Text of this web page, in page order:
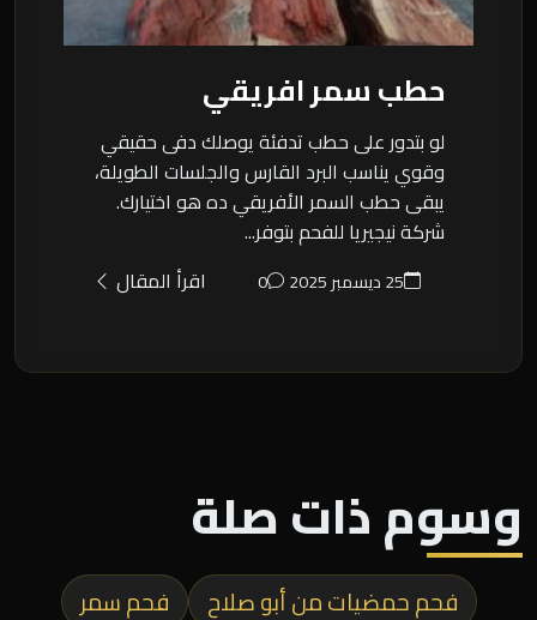
حطب سمر افريقي
لو بتدور على حطب تدفئة يوصلك دفى حقيقي
وقوي يناسب البرد القارس والجلسات الطويلة،
يبقى حطب السمر الأفريقي ده هو اختيارك.
شركة نيجيريا للفحم بتوفر...
25 ديسمبر 2025 0 اقرأ المقال
وسوم ذات صلة
فحم حمضيات من أبو صلاح فحم سمر